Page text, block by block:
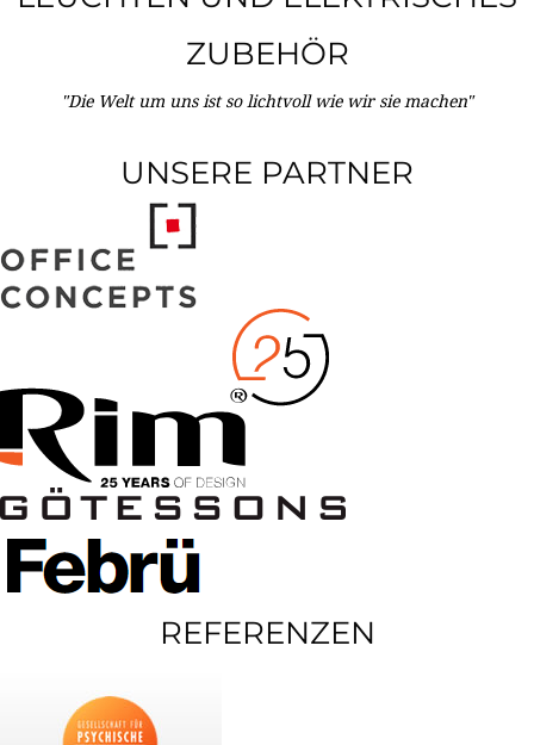
ZUBEHÖR
"Die Welt um uns ist so lichtvoll wie wir sie machen"
UNSERE PARTNER
REFERENZEN